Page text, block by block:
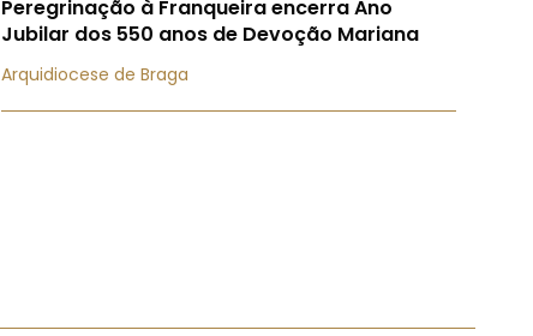
Peregrinação à Franqueira encerra Ano
Jubilar dos 550 anos de Devoção Mariana
Arquidiocese de Braga